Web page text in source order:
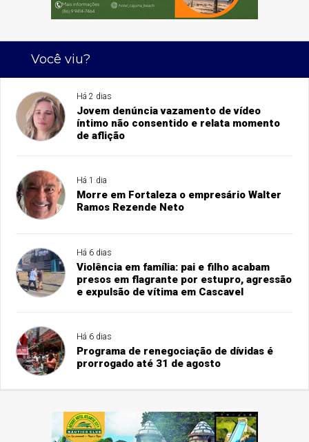
Você viu?
Há 2 dias
Jovem denúncia vazamento de vídeo
íntimo não consentido e relata momento
de aflição
Há 1 dia
Morre em Fortaleza o empresário Walter
Ramos Rezende Neto
Há 6 dias
Violência em família: pai e filho acabam
presos em flagrante por estupro, agressão
e expulsão de vítima em Cascavel
Há 6 dias
Programa de renegociação de dívidas é
prorrogado até 31 de agosto